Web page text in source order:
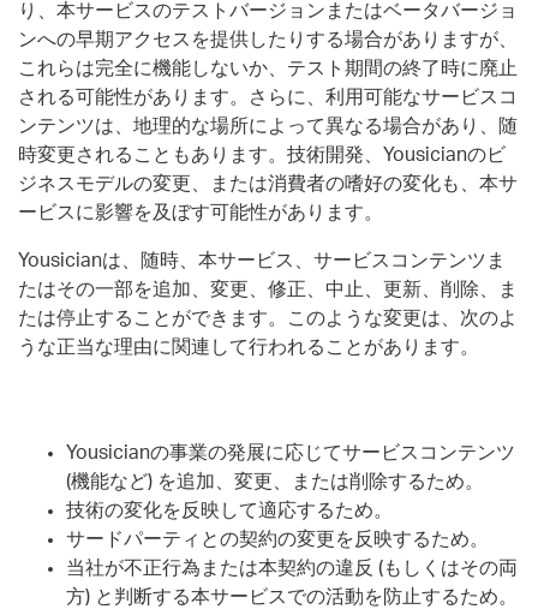
り、本サービスのテストバージョンまたはベータバージョ
ンへの早期アクセスを提供したりする場合がありますが、
これらは完全に機能しないか、テスト期間の終了時に廃止
される可能性があります。さらに、利用可能なサービスコ
ンテンツは、地理的な場所によって異なる場合があり、随
時変更されることもあります。技術開発、Yousicianのビ
ジネスモデルの変更、または消費者の嗜好の変化も、本サ
ービスに影響を及ぼす可能性があります。
Yousicianは、随時、本サービス、サービスコンテンツま
たはその一部を追加、変更、修正、中止、更新、削除、ま
たは停止することができます。このような変更は、次のよ
うな正当な理由に関連して行われることがあります。
Yousicianの事業の発展に応じてサービスコンテンツ
(機能など) を追加、変更、または削除するため。
技術の変化を反映して適応するため。
サードパーティとの契約の変更を反映するため。
当社が不正行為または本契約の違反 (もしくはその両
方) と判断する本サービスでの活動を防止するため。